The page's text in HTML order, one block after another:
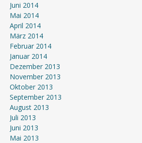
Juni 2014
Mai 2014
April 2014
März 2014
Februar 2014
Januar 2014
Dezember 2013
November 2013
Oktober 2013
September 2013
August 2013
Juli 2013
Juni 2013
Mai 2013